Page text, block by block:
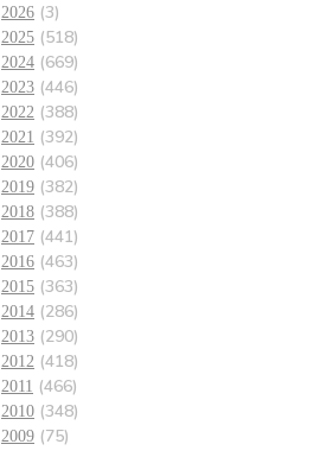
2026 (3)
2025 (518)
2024 (669)
2023 (446)
2022 (388)
2021 (392)
2020 (406)
2019 (382)
2018 (388)
2017 (441)
2016 (463)
2015 (363)
2014 (286)
2013 (290)
2012 (418)
2011 (466)
2010 (348)
2009 (75)